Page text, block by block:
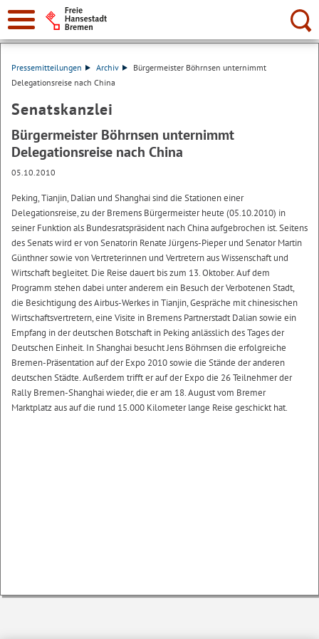
Suche:
Pressemitteilungen Archiv
Bürgermeister Böhrnsen unternimmt
Delegationsreise nach China
Senatskanzlei
Bürgermeister Böhrnsen unternimmt
Delegationsreise nach China
05.10.2010
Peking, Tianjin, Dalian und Shanghai sind die Stationen einer
Delegationsreise, zu der Bremens Bürgermeister heute (05.10.2010) in
seiner Funktion als Bundesratspräsident nach China aufgebrochen ist. Seitens
des Senats wird er von Senatorin Renate Jürgens-Pieper und Senator Martin
Günthner sowie von Vertreterinnen und Vertretern aus Wissenschaft und
Wirtschaft begleitet. Die Reise dauert bis zum 13. Oktober. Auf dem
Programm stehen dabei unter anderem ein Besuch der Verbotenen Stadt,
die Besichtigung des Airbus-Werkes in Tianjin, Gespräche mit chinesischen
Wirtschaftsvertretern, eine Visite in Bremens Partnerstadt Dalian sowie ein
Empfang in der deutschen Botschaft in Peking anlässlich des Tages der
Deutschen Einheit. In Shanghai besucht Jens Böhrnsen die erfolgreiche
Bremen-Präsentation auf der Expo 2010 sowie die Stände der anderen
deutschen Städte. Außerdem trifft er auf der Expo die 26 Teilnehmer der
Rally Bremen-Shanghai wieder, die er am 18. August vom Bremer
Marktplatz aus auf die rund 15.000 Kilometer lange Reise geschickt hat.